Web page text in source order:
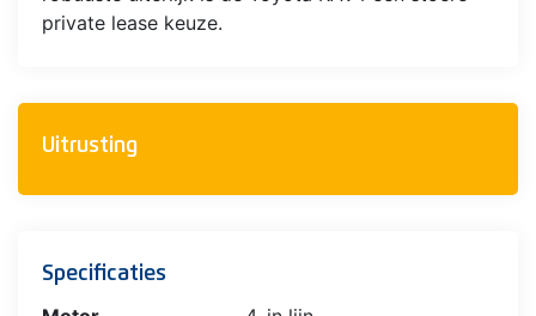
private lease keuze.
Uitrusting
Specificaties